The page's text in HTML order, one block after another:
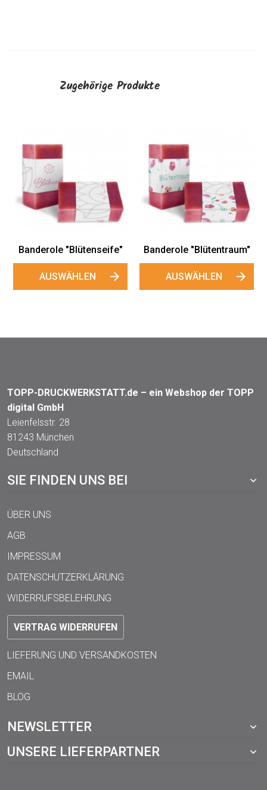
Zugehörige Produkte
"Blütentraum"
AUSWÄHLEN
Banderole "Ein Stück
Seife"
AUSWÄHLEN
TOPP-DRUCKWERKSTATT.de – ein Webshop der TOPP
digital GmbH
Leienfelsstr. 28
81243 München
Deutschland
SIE FINDEN UNS BEI
ÜBER UNS
AGB
IMPRESSUM
DATENSCHUTZERKLÄRUNG
WIDERRUFSBELEHRUNG
VERTRAG WIDERRUFEN
LIEFERUNG UND VERSANDKOSTEN
EMAIL
BLOG
NEWSLETTER
UNSERE LIEFERPARTNER